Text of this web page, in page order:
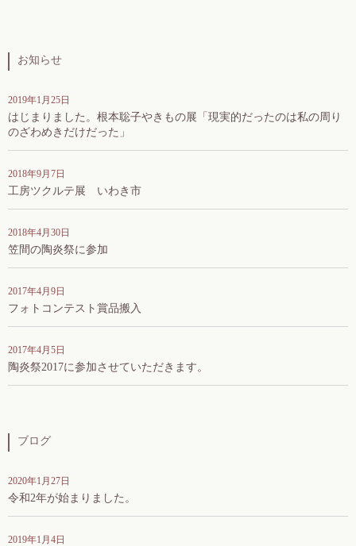
お知らせ
2019年1月25日
はじまりました。根本聡子やきもの展「現実的だったのは私の周り
のざわめきだけだった」
2018年9月7日
工房ツクルテ展 いわき市
2018年4月30日
笠間の陶炎祭に参加
2017年4月9日
フォトコンテスト賞品搬入
2017年4月5日
陶炎祭2017に参加させていただきます。
ブログ
2020年1月27日
令和2年が始まりました。
2019年1月4日